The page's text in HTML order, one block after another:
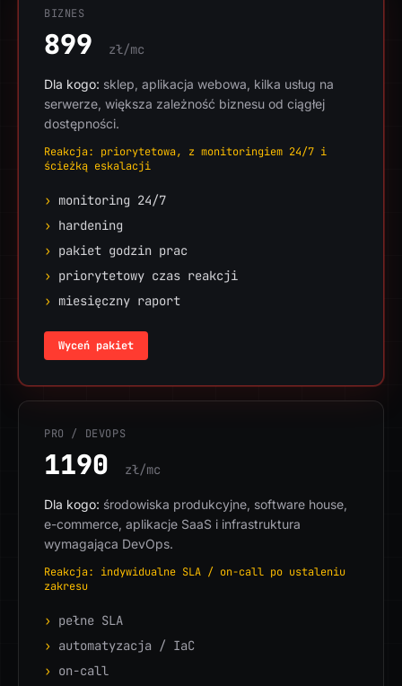
BIZNES
899 zł/mc
Dla kogo: sklep, aplikacja webowa, kilka usług na
serwerze, większa zależność biznesu od ciągłej
dostępności.
Reakcja: priorytetowa, z monitoringiem 24/7 i
ścieżką eskalacji
› monitoring 24/7
› hardening
› pakiet godzin prac
› priorytetowy czas reakcji
› miesięczny raport
Wyceń pakiet
PRO / DEVOPS
1190 zł/mc
Dla kogo: środowiska produkcyjne, software house,
e-commerce, aplikacje SaaS i infrastruktura
wymagająca DevOps.
Reakcja: indywidualne SLA / on-call po ustaleniu
zakresu
› pełne SLA
› automatyzacja / IaC
› on-call